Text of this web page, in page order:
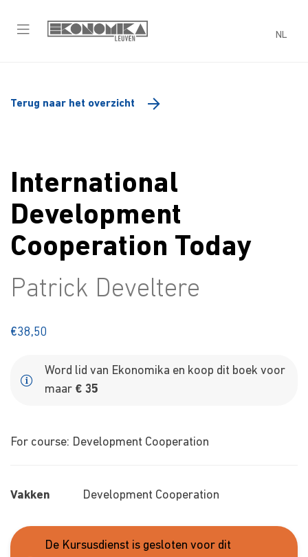
NL
Terug naar het overzicht
International
Development
Cooperation Today
Patrick Develtere
€38,50
Word lid van Ekonomika en koop dit boek voor
maar € 35
For course: Development Cooperation
Vakken Development Cooperation
De Kursusdienst is gesloten voor dit